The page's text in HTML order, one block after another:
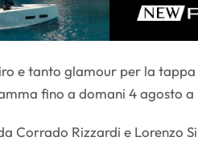
e tanto glamour per la
fino a domani 4 agosto
Corrado Rizzardi e Lorenzo